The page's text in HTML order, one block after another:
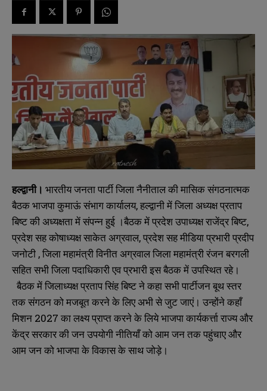
हल्द्वानी। भारतीय जनता पार्टी जिला नैनीताल की मासिक संगठनात्मक
बैठक भाजपा कुमाऊं संभाग कार्यालय, हल्द्वानी में जिला अध्यक्ष प्रताप
बिष्ट की अध्यक्षता में संपन्न हुई ।बैठक में प्रदेश उपाध्यक्ष राजेंद्र बिष्ट,
प्रदेश सह कोषाध्यक्ष साकेत अग्रवाल, प्रदेश सह मीडिया प्रभारी प्रदीप
जनोटी , जिला महामंत्री विनीत अग्रवाल जिला महामंत्री रंजन बरगली
सहित सभी जिला पदाधिकारी एव प्रभारी इस बैठक में उपस्थित रहे।
बैठक में जिलाध्यक्ष प्रताप सिंह बिष्ट ने कहा सभी पार्टीजन बूथ स्तर
तक संगठन को मजबूत करने के लिए अभी से जुट जाएं। उन्होंने कहाँ
मिशन 2027 का लक्ष्य प्राप्त करने के लिये भाजपा कार्यकर्त्ता राज्य और
केंद्र सरकार की जन उपयोगी नीतियाँ को आम जन तक पहुंचाए और
आम जन को भाजपा के विकास के साथ जोड़े।